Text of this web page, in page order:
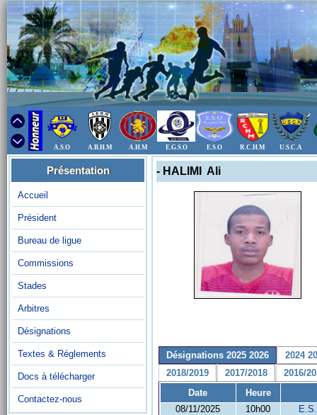
A.S.O A.B.H.M A.H.M E.G.S.O E.S.O R.C.H.M U.S.C.A
Présentation
Accueil
Président
Bureau de ligue
Commissions
Stades
Arbitres
Désignations
Textes & Réglements
Docs à télécharger
Contactez-nous
- HALIMI Ali
Désignations 2025 2026
2024
2018/2019
2017/2018
2016/
Date
Heure
08/11/2025
10h00